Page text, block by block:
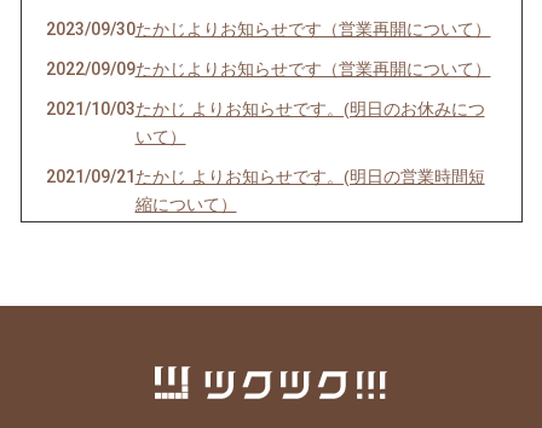
2023/09/30たかじよりお知らせです（営業再開について）
2022/09/09たかじよりお知らせです（営業再開について）
2021/10/03たかじ よりお知らせです。(明日のお休みにつ
いて）
2021/09/21 たかじ よりお知らせです。(明日の営業時間短
縮について）
2021/07/19たかじ よりお知らせです。(明日のお休みにつ
たかじ よりお知らせです。(明日のお休みにつ